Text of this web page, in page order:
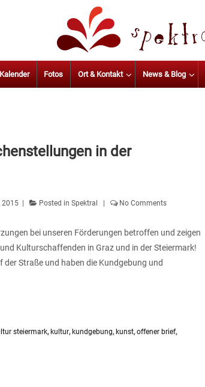
Kalender Fotos Ort & Kontakt News & Blog
in der
2015 Posted inSpektral No Comments
bei unseren Förderungen betroffen und zeigen
Kulturschaffenden in Graz und in der Steiermark!
Straße und haben die Kundgebung und
steiermark, kultur, kundgebung, kunst,offener brief,